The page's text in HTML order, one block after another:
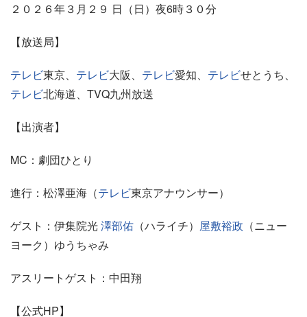
２０２６年３月２９ 日（日）夜6時３０分
【放送局】
テレビ東京、 テレビ大阪、 テレビ愛知、 テレビせとうち、
テレビ北海道、TVQ九州放送
【出演者】
MC：劇団ひとり
進行：松澤亜海（テレビ東京アナウンサー）
ゲスト：伊集院光澤部佑 （ハライチ） 屋敷裕政 （ニュー
ヨーク）ゆうちゃみ
アスリートゲスト：中田翔
【公式HP】